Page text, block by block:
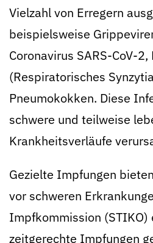
Vielzahl von Erregern
beispielsweise
Coronavirus SARS-CoV-2,
(Respiratorisches
Pneumokokken. Diese
schwere und teilweise
Krankheitsverläufe
Gezielte Impfungen
vor schweren
Impfkommission
zeitgerechte Impfungen